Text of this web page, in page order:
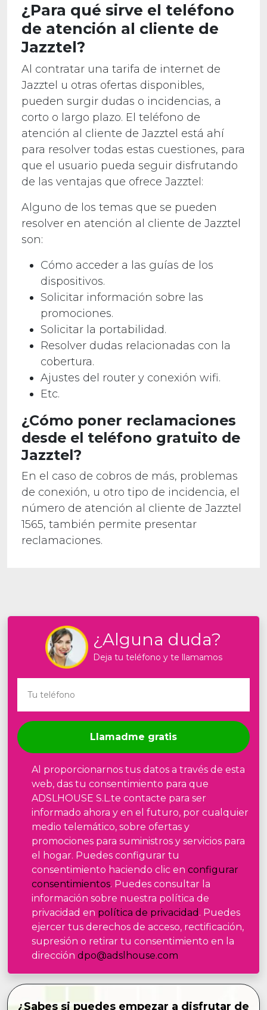
¿Para qué sirve el teléfono
de atención al cliente de
Jazztel?
Al contratar una tarifa de internet de
Jazztel u otras ofertas disponibles,
pueden surgir dudas o incidencias, a
corto o largo plazo. El teléfono de
atención al cliente de Jazztel está ahí
para resolver todas estas cuestiones, para
que el usuario pueda seguir disfrutando
de las ventajas que ofrece Jazztel:
Alguno de los temas que se pueden
resolver en atención al cliente de Jazztel
son:
Cómo acceder a las guías de los
dispositivos.
Solicitar información sobre las
promociones.
Solicitar la portabilidad.
Resolver dudas relacionadas con la
cobertura.
Ajustes del router y conexión wifi.
Etc.
¿Cómo poner reclamaciones
desde el teléfono gratuito de
Jazztel?
En el caso de cobros de más, problemas
de conexión, u otro tipo de incidencia, el
número de atención al cliente de Jazztel
1565, también permite presentar
reclamaciones.
¿Alguna duda?
Deja tu teléfono y te llamamos
Llamadme gratis
Al proporcionarnos tus datos a través de esta
web, das tu consentimiento para que
ADSLHOUSE S.L.te contacte para ser
informado ahora y en el futuro, por cualquier
medio telemático, sobre ofertas y
promociones para suministros y servicios para
el hogar. Puedes configurar tu
consentimiento haciendo clic en configurar
consentimientos. Puedes consultar la
información sobre nuestra política de
privacidad en política de privacidad . Puedes
ejercer tus derechos de acceso, rectificación,
supresión o retirar tu consentimiento en la
dirección dpo@adslhouse.com
¿Sabes si puedes empezar a disfrutar de